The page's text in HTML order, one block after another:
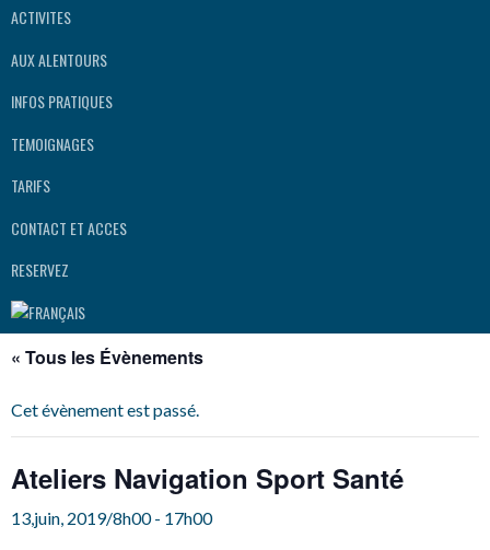
ACTIVITES
AUX ALENTOURS
INFOS PRATIQUES
TEMOIGNAGES
TARIFS
CONTACT ET ACCES
RESERVEZ
« Tous les Évènements
Cet évènement est passé.
Ateliers Navigation Sport Santé
13,juin, 2019/8h00- 17h00